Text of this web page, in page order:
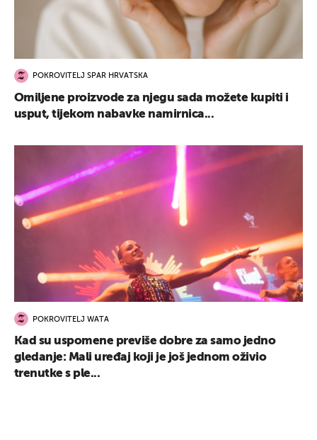
POKROVITELJ SPAR HRVATSKA
Omiljene proizvode za njegu sada možete kupiti i
usput, tijekom nabavke namirnica...
POKROVITELJ WATA
Kad su uspomene previše dobre za samo jedno
gledanje: Mali uređaj koji je još jednom oživio
trenutke s ple...